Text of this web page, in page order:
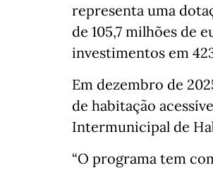
representa uma
de 105,7 milhões de
investimentos em
Em dezembro de
de habitação
Intermunicipal de
“O programa tem